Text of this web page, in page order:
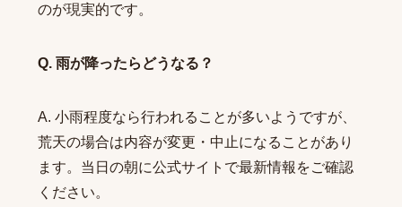
のが現実的です。
Q. 雨が降ったらどうなる？
A. 小雨程度なら行われることが多いようですが、
荒天の場合は内容が変更・中止になることがあり
ます。当日の朝に公式サイトで最新情報をご確認
ください。